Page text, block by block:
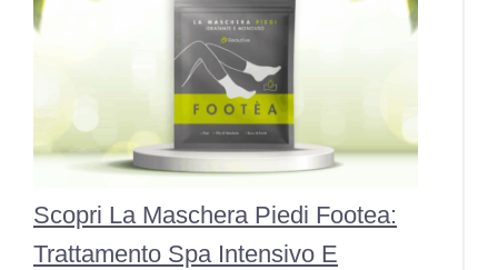
Scopri La Maschera Piedi Footea:
Trattamento Spa Intensivo E